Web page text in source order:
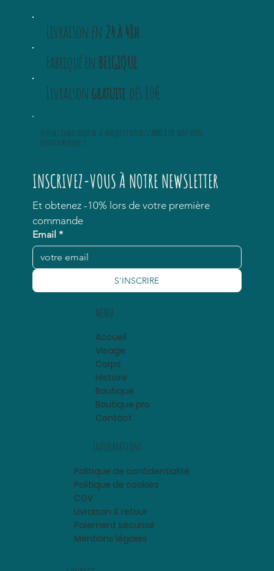
Livraison en 24 à 48h
Fabriqué en BELGIQUE
Livraisongratuite dès 80€
MENU
Accueil
Visage
Corps
Histoire
Boutique
Boutique pro
Contact
Informations
Politique de confidentialité
Politique de cookies
CGV
Livraison & retour
Paiement sécurisé
Mentions légales
INSCRIVEZ-VOUS À NOTRE NEWSLETTER
Et obtenez -10% lors de votre première
commande
Email *
S'INSCRIRE
Devenez ambassadeurde la marque et vendez l'arbre à fée dans votre
institut/boutique >